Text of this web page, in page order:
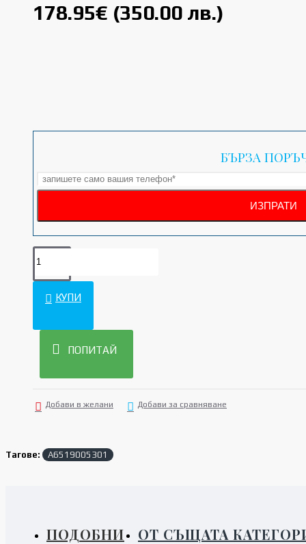
178.95€ (350.00 лв.)
БЪРЗА
КУПИ
ПОПИТАЙ
Добави в желани Добави за сравняване
Тагове: A6519005301
ПОДОБНИ ОТ СЪЩАТА